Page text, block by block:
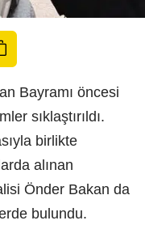
Bayramı öncesi
sıklaştırıldı.
birlikte
alınan
Önder Bakan da
bulundu.